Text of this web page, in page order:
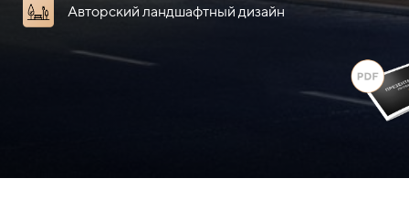
Авторский ландшафтный дизайн